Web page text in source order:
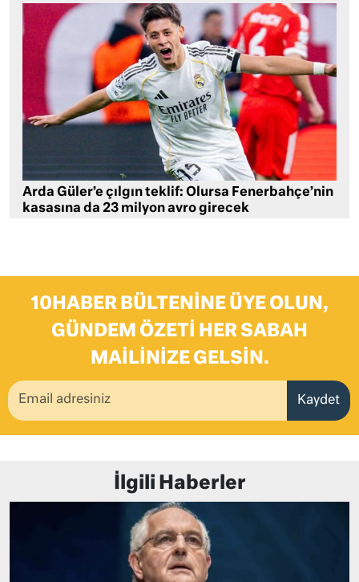
Arda Güler’e çılgın teklif: Olursa Fenerbahçe’nin
kasasına da 23 milyon avro girecek
10HABER BÜLTENINE ÜYE OLUN,
GÜNDEM ÖZETI HER SABAH
MAILINIZE GELSIN.
Kaydet
İlgili Haberler